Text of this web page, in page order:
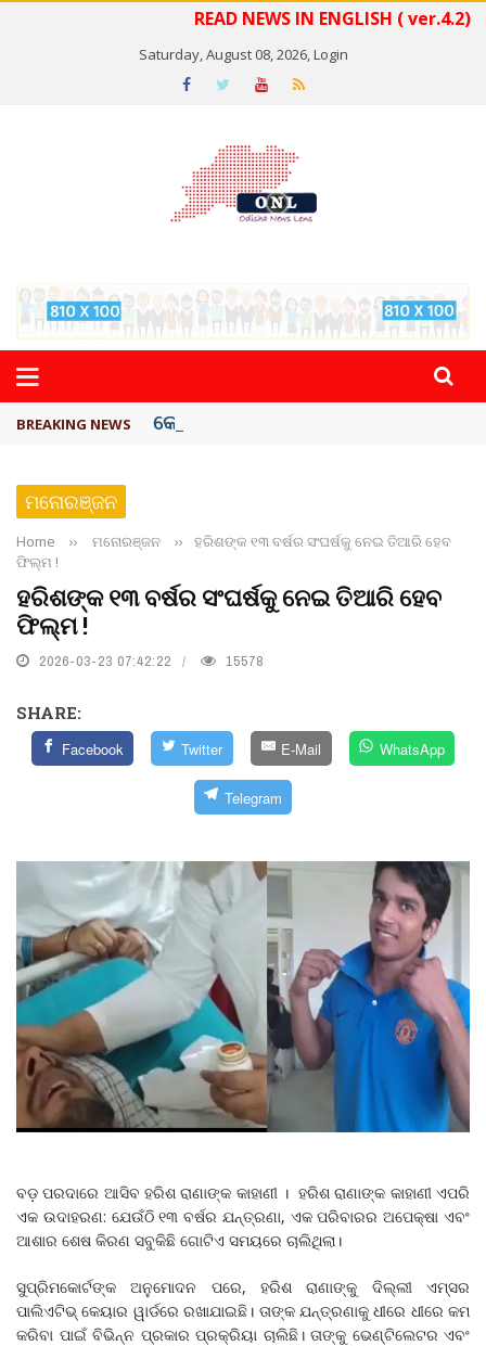
READ NEWS IN ENGLISH ( ver.4.2)
Saturday, August 08, 2026,Login
BREAKING NEWS କେରଳରେ ‘ରାଟ୍ ଫିଭର୍’ ଆତଙ୍କ, ୫୮ ମୃତ
ମନୋରଞ୍ଜନ
Home ›› ମନୋରଞ୍ଜନ ››
ହରିଶଙ୍କ ୧୩ ବର୍ଷର ସଂଘର୍ଷକୁ ନେଇ ତିଆରି ହେବ
ଫିଲ୍ମ !
ହରିଶଙ୍କ ୧୩ ବର୍ଷର ସଂଘର୍ଷକୁ ନେଇ ତିଆରି ହେବ
ଫିଲ୍ମ !
2026-03-23 07:42:22 15578
SHARE:
Facebook Twitter E-Mail WhatsApp
Telegram
ବଡ଼ ପରଦାରେ ଆସିବ ହରିଶ ରାଣାଙ୍କ କାହାଣୀ । ହରିଶ ରାଣାଙ୍କ କାହାଣୀ ଏପରି
ଏକ ଉଦାହରଣ: ଯେଉଁଠି ୧୩ ବର୍ଷର ଯନ୍ତ୍ରଣା, ଏକ ପରିବାରର ଅପେକ୍ଷା ଏବଂ
ଆଶାର ଶେଷ କିରଣ ସବୁକିଛି ଗୋଟିଏ ସମୟରେ ଚାଲିଥିଲା।
ସୁପ୍ରିମକୋର୍ଟଙ୍କ ଅନୁମୋଦନ ପରେ, ହରିଶ ରାଣାଙ୍କୁ ଦିଲ୍ଲୀ ଏମ୍ସର
ପାଲିଏଟିଭ୍ କେୟାର ୱାର୍ଡରେ ରଖାଯାଇଛି। ତାଙ୍କ ଯନ୍ତ୍ରଣାକୁ ଧୀରେ ଧୀରେ କମ
କରିବା ପାଇଁ ବିଭିନ୍ନ ପ୍ରକାର ପ୍ରକ୍ରିୟା ଚାଲିଛି। ତାଙ୍କୁ ଭେଣ୍ଟିଲେଟର ଏବଂ